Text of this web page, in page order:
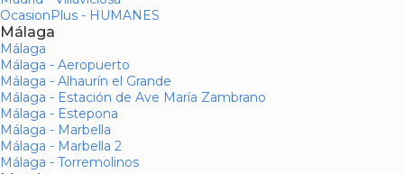
OcasionPlus - HUMANES
Málaga
Málaga
Málaga - Aeropuerto
Málaga - Alhaurín el Grande
Málaga - Estación de Ave María Zambrano
Málaga - Estepona
Málaga - Marbella
Málaga - Marbella 2
Málaga - Torremolinos